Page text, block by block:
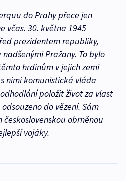
do Prahy přece jen
včas. 30. května 1945
prezidentem republiky,
Pražany. To bylo
hrdinům v jejich zemi
nimi komunistická vláda
položit život za vlast
do vězení. Sám
obrněnou
vojáky.